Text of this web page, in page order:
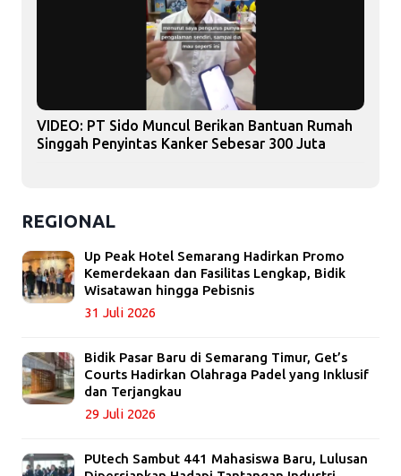
VIDEO: PT Sido Muncul Berikan Bantuan Rumah
Singgah Penyintas Kanker Sebesar 300 Juta
REGIONAL
Up Peak Hotel Semarang Hadirkan Promo
Kemerdekaan dan Fasilitas Lengkap, Bidik
Wisatawan hingga Pebisnis
31 Juli 2026
Bidik Pasar Baru di Semarang Timur, Get’s
Courts Hadirkan Olahraga Padel yang Inklusif
dan Terjangkau
29 Juli 2026
PUtech Sambut 441 Mahasiswa Baru, Lulusan